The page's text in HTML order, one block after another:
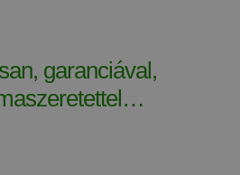
garanciával,